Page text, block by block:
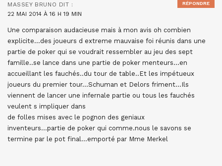
MASSEY BRUNO DIT :
22 MAI 2014 À 16 H 19 MIN
Une comparaison audacieuse mais à mon avis oh combien
explicite…des joueurs d extreme mauvaise foi réunis dans une
partie de poker qui se voudrait ressembler au jeu des sept
famille..se lance dans une partie de poker menteurs…en
accueillant les fauchés..du tour de table..Et les impétueux
joueurs du premier tour…Schuman et Delors friment…Ils
viennent de lancer une infernale partie ou tous les fauchés
veulent s impliquer dans
de folles mises avec le pognon des geniaux
inventeurs…partie de poker qui comme.nous le savons se
termine par le pot final…emporté par Mme Merkel
RÉPONDRE